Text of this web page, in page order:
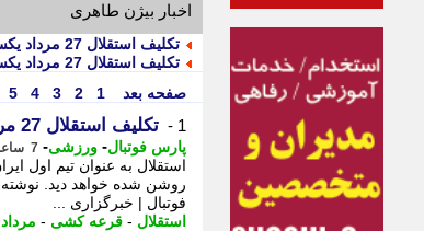
اخبار بیژن طاهری
تکلیف استقلال 27 مرداد یکسره می شود!
تکلیف استقلال 27 مرداد یکسره می شود!
صفحه بعد
1
2
3
4
5
1 - تکلیف استقلال 27 مرداد یکسره می شود!
پارس فوتبال- ورزشی- 7 ساعت پیش - شنبه 17 مرداد 1405، 12:17
فوتبال | خبرگزاری ...
استقلال - قرعه کشی - مرداد